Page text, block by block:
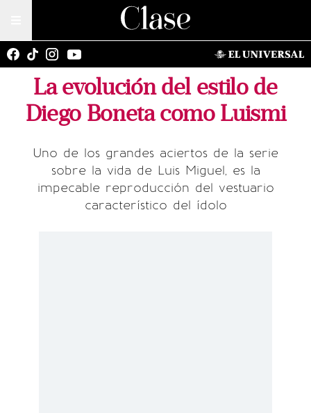
La evolución del estilo de
Diego Boneta como Luismi
Uno de los grandes aciertos de la serie
sobre la vida de Luis Miguel, es la
impecable reproducción del vestuario
característico del ídolo